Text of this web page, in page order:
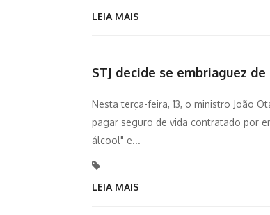
LEIA MAIS
STJ decide se embriaguez
Nesta terça-feira, 13, o ministro João
pagar seguro de vida contratado por
álcool" e...
LEIA MAIS